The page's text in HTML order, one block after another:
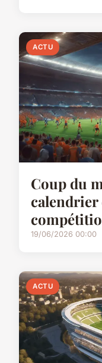
ACTU
Coup du
calendrier
19/06/2026 00:00
ACTU